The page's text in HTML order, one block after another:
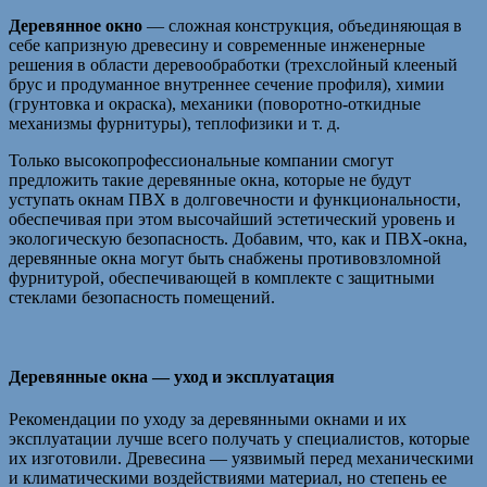
Деревянное окно — сложная конструкция, объединяющая в
себе капризную древесину и современные инженерные
решения в области деревообработки (трехслойный клееный
брус и продуманное внутреннее сечение профиля), химии
(грунтовка и окраска), механики (поворотно-откидные
механизмы фурнитуры), теплофизики и т. д.
Только высокопрофессиональные компании смогут
предложить такие деревянные окна, которые не будут
уступать окнам ПВХ в долговечности и функциональности,
обеспечивая при этом высочайший эстетический уровень и
экологическую безопасность. Добавим, что, как и ПВХ-окна,
деревянные окна могут быть снабжены противовзломной
фурнитурой, обеспечивающей в комплекте с защитными
стеклами безопасность помещений.
Деревянные окна — уход и эксплуатация
Рекомендации по уходу за деревянными окнами и их
эксплуатации лучше всего получать у специалистов, которые
их изготовили. Древесина — уязвимый перед механическими
и климатическими воздействиями материал, но степень ее